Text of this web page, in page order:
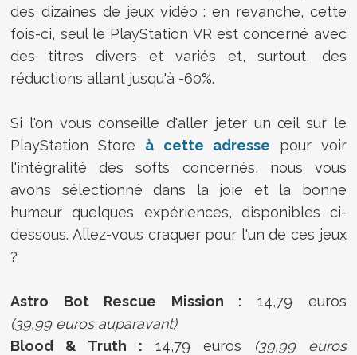
des dizaines de jeux vidéo : en revanche, cette
fois-ci, seul le PlayStation VR est concerné avec
des titres divers et variés et, surtout, des
réductions allant jusqu'à -60%.
Si l'on vous conseille d'aller jeter un œil sur le
PlayStation Store à cette adresse pour voir
l'intégralité des softs concernés, nous vous
avons sélectionné dans la joie et la bonne
humeur quelques expériences, disponibles ci-
dessous. Allez-vous craquer pour l'un de ces jeux
?
Astro Bot Rescue Mission : 14,79 euros
(39,99 euros auparavant)
Blood & Truth : 14,79 euros
(39,99 euros